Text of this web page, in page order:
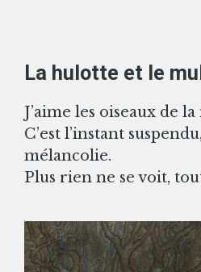
La hulotte et le
J’aime les oiseaux de
C’est l’instant
mélancolie.
Plus rien ne se voit,